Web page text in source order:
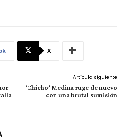
X
Artículo siguiente
‘Chicho’ Medina ruge de nuevo
con una brutal sumisión